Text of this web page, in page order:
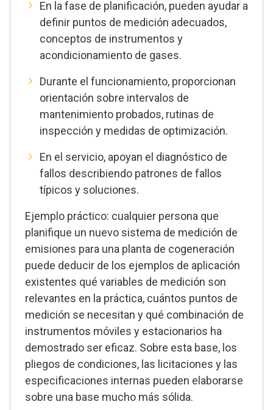
En la fase de planificación, pueden ayudar a
definir puntos de medición adecuados,
conceptos de instrumentos y
acondicionamiento de gases.
Durante el funcionamiento, proporcionan
orientación sobre intervalos de
mantenimiento probados, rutinas de
inspección y medidas de optimización.
En el servicio, apoyan el diagnóstico de
fallos describiendo patrones de fallos
típicos y soluciones.
Ejemplo práctico: cualquier persona que
planifique un nuevo sistema de medición de
emisiones para una planta de cogeneración
puede deducir de los ejemplos de aplicación
existentes qué variables de medición son
relevantes en la práctica, cuántos puntos de
medición se necesitan y qué combinación de
instrumentos móviles y estacionarios ha
demostrado ser eficaz. Sobre esta base, los
pliegos de condiciones, las licitaciones y las
especificaciones internas pueden elaborarse
sobre una base mucho más sólida.